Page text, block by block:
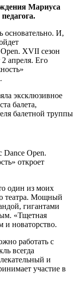
Мариуса
основательно. И,
XVII сезон
апреля. Его
эксклюзивное
балета,
балетной труппы
Open.
откроет
один из моих
театра. Мощный
гигантами
«Тщетная
и новаторство.
работать с
всегда
и
участие в